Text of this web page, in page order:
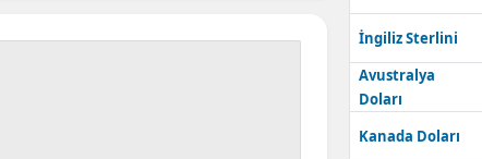
İngiliz Sterlini
Avustralya
Doları
Kanada Doları